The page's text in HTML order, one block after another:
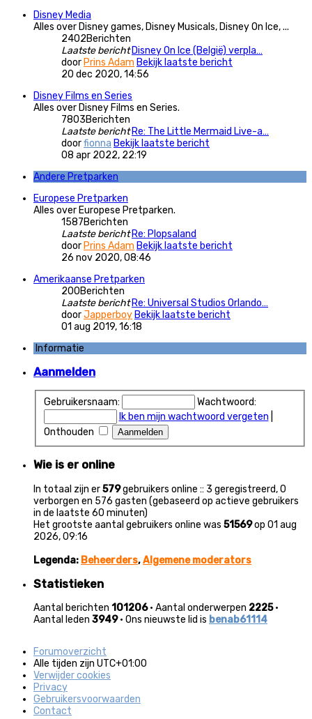
Disney Media
Alles over Disney games, Disney Musicals, Disney On Ice, ...
2402Berichten
Laatste bericht Disney On Ice (België) verpla…
door Prins Adam Bekijk laatste bericht
20 dec 2020, 14:56
Disney Films en Series
Alles over Disney Films en Series.
7803Berichten
Laatste bericht Re: The Little Mermaid Live-a…
doorfionna Bekijk laatste bericht
08 apr 2022, 22:19
Andere Pretparken
Europese Pretparken
Alles over Europese Pretparken.
1587Berichten
Laatste bericht Re: Plopsaland
door Prins Adam Bekijk laatste bericht
26 nov 2020, 08:46
Amerikaanse Pretparken
200Berichten
Laatste bericht Re: Universal Studios Orlando…
doorJapperboy Bekijk laatste bericht
01 aug 2019, 16:18
Informatie
Aanmelden
Gebruikersnaam:
Wachtwoord:
Ik ben mijn wachtwoord vergeten
Onthouden
Wie is er online
In totaal zijn er579gebruikers online :: 3 geregistreerd, 0
verborgen en 576 gasten (gebaseerd op actieve gebruikers
in de laatste 60 minuten)
Het grootste aantal gebruikers online was 51569op 01 aug
2026, 09:16
Legenda: Beheerders,Algemene moderators
Statistieken
Aantal berichten 101206• Aantal onderwerpen 2225•
Aantal leden 3949• Ons nieuwste lid is benab61114
Forumoverzicht
Alle tijden zijn UTC+01:00
Verwijder cookies
Privacy
Gebruikersvoorwaarden
Contact